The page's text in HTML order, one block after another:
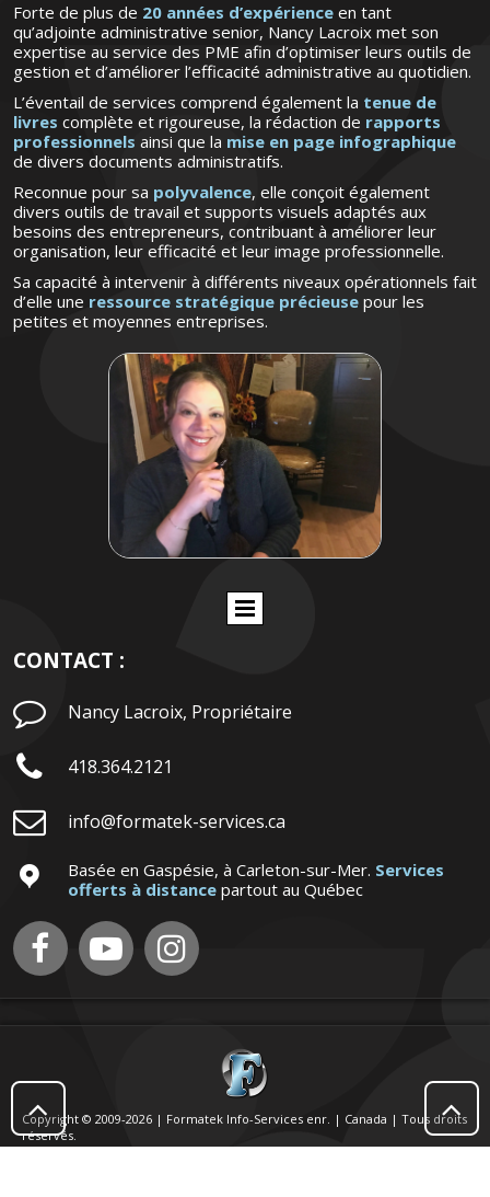


Forte de plus de 20 années d’expérience en tant
qu’adjointe administrative senior, Nancy Lacroix met son
expertise au service des PME afin d’optimiser leurs outils de
gestion et d’améliorer l’efficacité administrative au quotidien.
L’éventail de services comprend également la tenue de
livres complète et rigoureuse, la rédaction de rapports
professionnels ainsi que la mise en page infographique
de divers documents administratifs.
Reconnue pour sa polyvalence, elle conçoit également
divers outils de travail et supports visuels adaptés aux
besoins des entrepreneurs, contribuant à améliorer leur
organisation, leur efficacité et leur image professionnelle.
Sa capacité à intervenir à différents niveaux opérationnels fait
d’elle une ressource stratégique précieuse pour les
petites et moyennes entreprises.
CONTACT :
 Nancy Lacroix, Propriétaire
 418.364.2121
 info@formatek-services.ca
 Basée en Gaspésie, à Carleton-sur-Mer. Services
offerts à distance partout au Québec
  
Copyright © 2009-2026 | Formatek Info-Services enr. | Canada | Tous droits
réservés.